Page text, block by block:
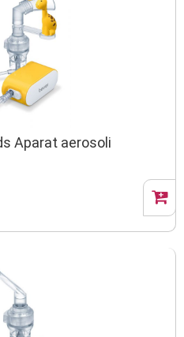
Aparat aerosoli